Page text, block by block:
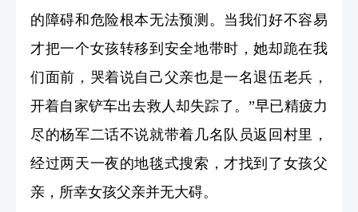
的障碍和危险根本无法预测。当我们好不容易
才把一个女孩转移到安全地带时，她却跪在我
们面前，哭着说自己父亲也是一名退伍老兵，
开着自家铲车出去救人却失踪了。”早已精疲力
尽的杨军二话不说就带着几名队员返回村里，
经过两天一夜的地毯式搜索，才找到了女孩父
亲，所幸女孩父亲并无大碍。